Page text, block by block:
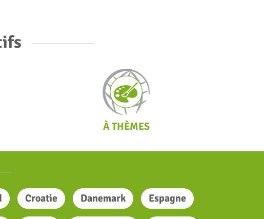
À THÈMES
Croatie Danemark Espagne